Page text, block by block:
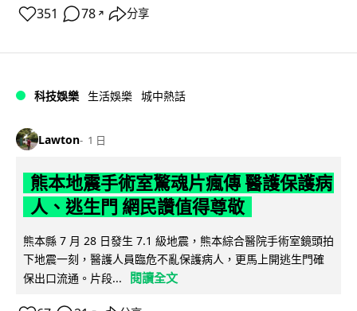
351 78 ↗ 分享
科技娛樂 生活娛樂 城中熱話
Lawton 1 日
熊本地震手術室驚魂片瘋傳 醫護保護病
人、逃生門 網民讚值得尊敬
熊本縣 7 月 28 日發生 7.1 級地震，熊本綜合醫院手術室鏡頭拍
下地震一刻，醫護人員臨危不亂保護病人，更馬上開逃生門確
保出口流通。片段...
閱讀全文